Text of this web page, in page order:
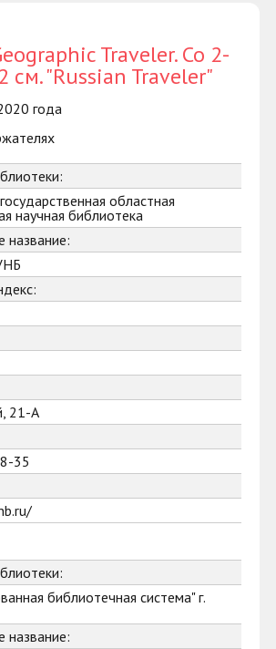
Traveler. Со 2-
см. "Russian Traveler"
года
областная
научная библиотека
название:
21-А
35
библиотечная система" г.
название: